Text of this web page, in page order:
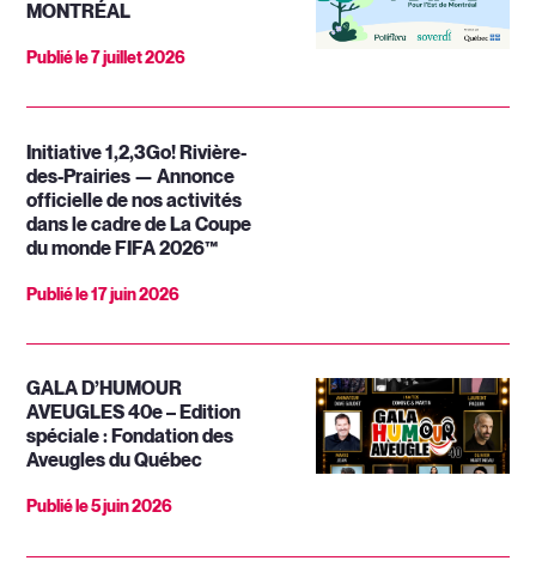
MONTRÉAL
Publié le7 juillet 2026
Initiative 1,2,3Go! Rivière-
des-Prairies — Annonce
officielle de nos activités
dans le cadre de La Coupe
du monde FIFA 2026™
Publié le17 juin 2026
GALA D’HUMOUR
AVEUGLES 40e – Edition
spéciale : Fondation des
Aveugles du Québec
Publié le5 juin 2026